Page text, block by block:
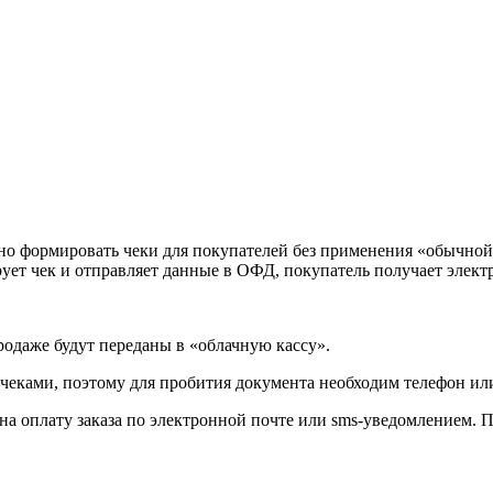
чеки для покупателей без применения
чек и отправляет данные в ОФД, покупатель получает
будут переданы в «облачную кассу».
поэтому для пробития документа необходим телефон
оплату заказа по электронной почте или sms-